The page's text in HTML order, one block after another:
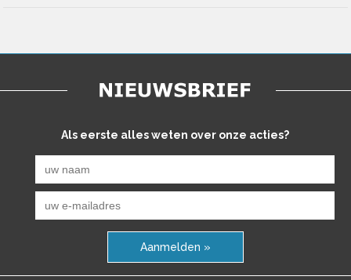
Als eerste alles weten over onze acties?
Aanmelden »